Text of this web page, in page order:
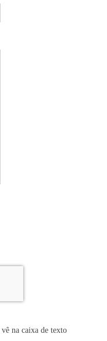
na caixa de texto